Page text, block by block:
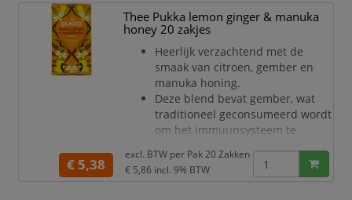
De hoogwaardige ingrediënten zijn
verpakt in luxe piramidezakjes,
waardoor de kruiden meer ruimte
krijgen om zich volledig te ontvouwen.
Dit zorgt voor een opt
Thee Pukka lemon ginger & manuka
honey 20 zakjes
Heerlijk verzachtend met de
smaak van citroen, gember en
manuka honing.
Deze blend bevat gember, wat
traditioneel geconsumeerd wordt
om het immuunsysteem te
Wij streven ernaar positieve
verandering te brengen op de
€ 5,38
excl. BTW per Pak 20 Zakken
€ 5,86 incl. 9% BTW